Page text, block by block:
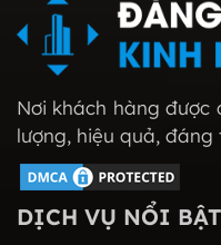
Nơi khách hàng được
lượng, hiệu quả,
DỊCH VỤ NỔI BẬT